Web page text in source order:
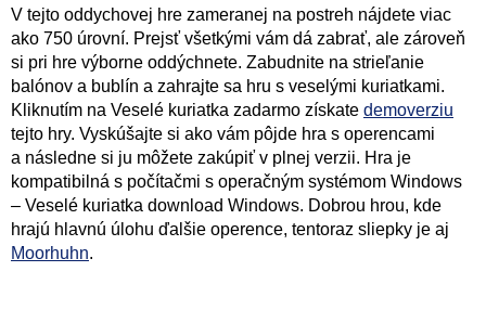
V tejto oddychovej hre zameranej na postreh nájdete viac
ako 750 úrovní. Prejsť všetkými vám dá zabrať, ale zároveň
si pri hre výborne oddýchnete. Zabudnite na strieľanie
balónov a bublín a zahrajte sa hru s veselými kuriatkami.
Kliknutím na Veselé kuriatka zadarmo získate demoverziu
tejto hry. Vyskúšajte si ako vám pôjde hra s operencami
a následne si ju môžete zakúpiť v plnej verzii. Hra je
kompatibilná s počítačmi s operačným systémom Windows
– Veselé kuriatka download Windows. Dobrou hrou, kde
hrajú hlavnú úlohu ďalšie operence, tentoraz sliepky je aj
Moorhuhn.